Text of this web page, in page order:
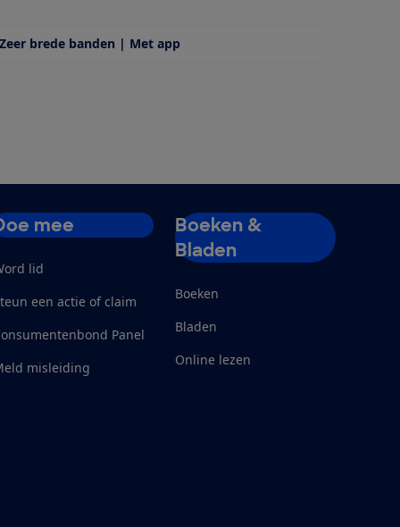
brede banden | Met app
mee
lid
een actie of claim
Panel
misleiding
Boeken &
Bladen
Boeken
Bladen
Online lezen